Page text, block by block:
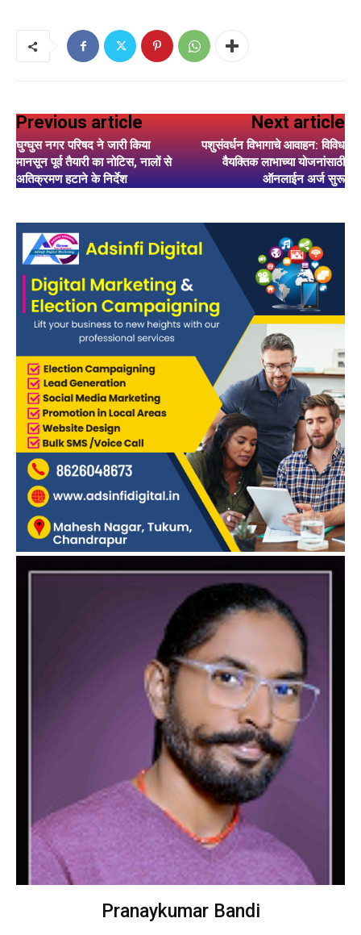
Previous article
घुग्घुस नगर परिषद ने जारी किया
मानसून पूर्व तैयारी का नोटिस, नालों से
अतिक्रमण हटाने के निर्देश
Next article
पशुसंवर्धन विभागाचे आवाहन: विविध
वैयक्तिक लाभाच्या योजनांसाठी
ऑनलाईन अर्ज सुरू
Pranaykumar Bandi